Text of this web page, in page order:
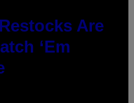
Are
‘Em